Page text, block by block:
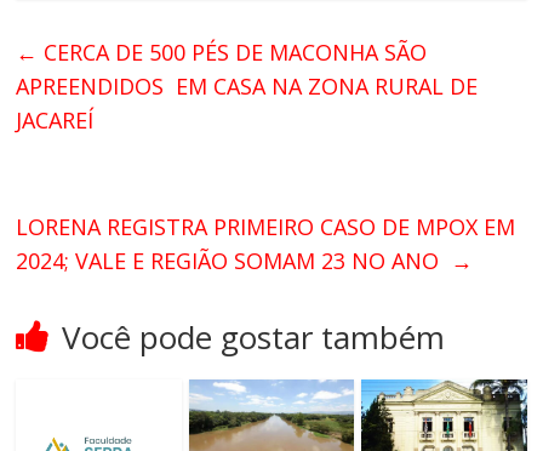
← CERCA DE 500 PÉS DE MACONHA SÃO
APREENDIDOS EM CASA NA ZONA RURAL DE
JACAREÍ
LORENA REGISTRA PRIMEIRO CASO DE MPOX EM
2024; VALE E REGIÃO SOMAM 23 NO ANO →
Você pode gostar também